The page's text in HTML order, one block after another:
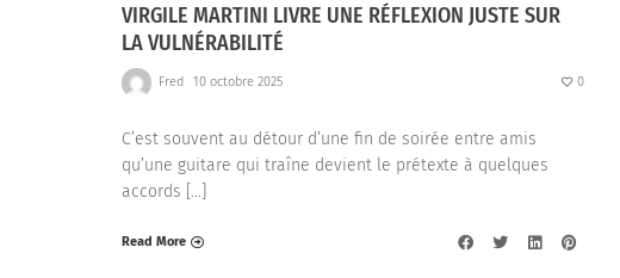
VIRGILE MARTINI LIVRE UNE RÉFLEXION JUSTE SUR
LA VULNÉRABILITÉ
Fred 10 octobre 2025 0
C’est souvent au détour d’une fin de soirée entre amis
qu’une guitare qui traîne devient le prétexte à quelques
accords […]
Read More